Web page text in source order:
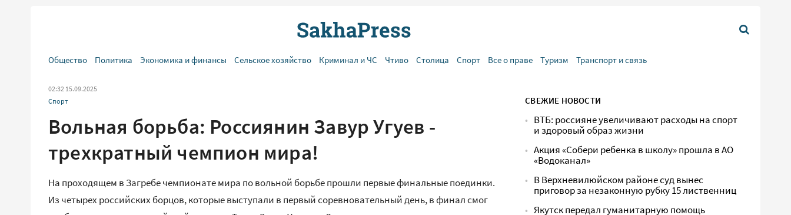
Общество Политика Экономика и финансы Сельское хозяйство Криминал и ЧС Чтиво Столица Спорт Все о праве Туризм Транспорт и связь
02:32 15.09.2025
Спорт
Вольная борьба: Россиянин Завур Угуев -
трехкратный чемпион мира!
На проходящем в Загребе чемпионате мира по вольной борьбе прошли первые финальные поединки.
Из четырех российских борцов, которые выступали в первый соревновательный день, в финал смог
СВЕЖИЕ НОВОСТИ
ВТБ: россияне увеличивают расходы на спорт
и здоровый образ жизни
Акция «Собери ребенка в школу» прошла в АО
«Водоканал»
В Верхневилюйском районе суд вынес
приговор за незаконную рубку 15 лиственниц
Якутск передал гуманитарную помощь